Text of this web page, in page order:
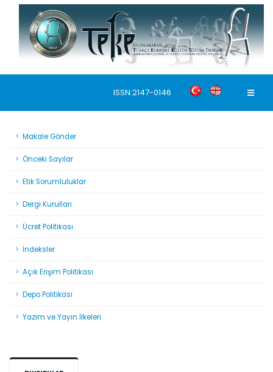
ISSN:2147-0146
Makale Gönder
Önceki Sayılar
Etik Sorumluluklar
Dergi Kurulları
Ücret Politikası
İndeksler
Açık Erişim Politikası
Depo Politikası
Yazım ve Yayın İlkeleri